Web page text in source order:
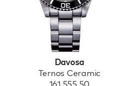
Davosa
Ternos Ceramic
161.555.50